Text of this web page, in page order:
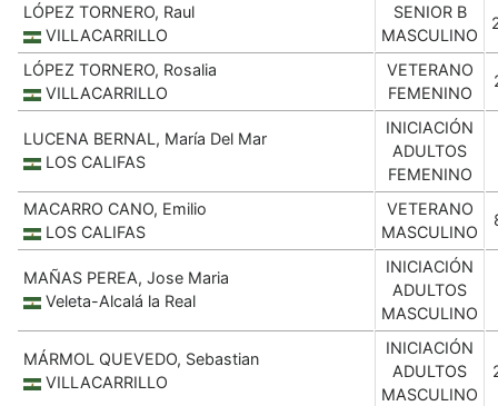
LÓPEZ TORNERO, Raul
VILLACARRILLO
SENIOR B
MASCULINO
LÓPEZ TORNERO, Rosalia
VILLACARRILLO
VETERANO
FEMENINO
LUCENA BERNAL, María Del Mar
LOS CALIFAS
INICIACIÓN
ADULTOS
FEMENINO
MACARRO CANO, Emilio
LOS CALIFAS
VETERANO
MASCULINO
MAÑAS PEREA, Jose Maria
Veleta-Alcalá la Real
INICIACIÓN
ADULTOS
MASCULINO
MÁRMOL QUEVEDO, Sebastian
VILLACARRILLO
INICIACIÓN
ADULTOS
MASCULINO